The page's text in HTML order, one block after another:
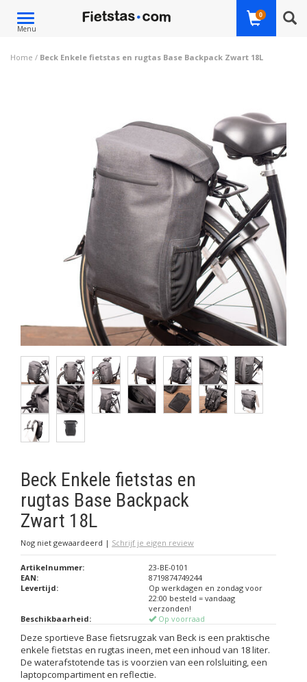
Toggle
navigation
Menu
0
Home / Beck Enkele fietstas en rugtas Base Backpack Zwart 18L
Beck Enkele fietstas en
rugtas Base Backpack
Zwart 18L
Nog niet gewaardeerd | Schrijf je eigen review
Artikelnummer:
23-BE-0101
EAN:
8719874749244
Levertijd:
Op werkdagen en zondag voor
22:00 besteld = vandaag
verzonden!
Beschikbaarheid:
Op voorraad
Deze sportieve Base fietsrugzak van Beck is een praktische
enkele fietstas en rugtas ineen, met een inhoud van 18 liter.
De waterafstotende tas is voorzien van een rolsluiting, een
laptopcompartiment en reflectie.